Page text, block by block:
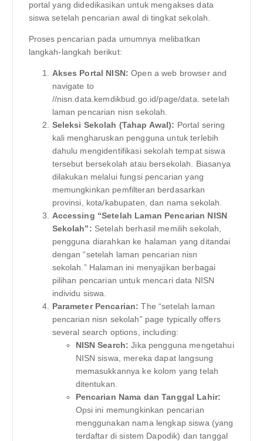
portal yang didedikasikan untuk mengakses data
siswa setelah pencarian awal di tingkat sekolah.
Proses pencarian pada umumnya melibatkan
langkah-langkah berikut:
Akses Portal NISN: Open a web browser and
navigate to
//nisn.data.kemdikbud.go.id/page/data. setelah
laman pencarian nisn sekolah.
Seleksi Sekolah (Tahap Awal): Portal sering
kali mengharuskan pengguna untuk terlebih
dahulu mengidentifikasi sekolah tempat siswa
tersebut bersekolah atau bersekolah. Biasanya
dilakukan melalui fungsi pencarian yang
memungkinkan pemfilteran berdasarkan
provinsi, kota/kabupaten, dan nama sekolah.
Accessing “Setelah Laman Pencarian NISN
Sekolah”: Setelah berhasil memilih sekolah,
pengguna diarahkan ke halaman yang ditandai
dengan “setelah laman pencarian nisn
sekolah.” Halaman ini menyajikan berbagai
pilihan pencarian untuk mencari data NISN
individu siswa.
Parameter Pencarian: The “setelah laman
pencarian nisn sekolah” page typically offers
several search options, including:
NISN Search: Jika pengguna mengetahui
NISN siswa, mereka dapat langsung
memasukkannya ke kolom yang telah
ditentukan.
Pencarian Nama dan Tanggal Lahir:
Opsi ini memungkinkan pencarian
menggunakan nama lengkap siswa (yang
terdaftar di sistem Dapodik) dan tanggal